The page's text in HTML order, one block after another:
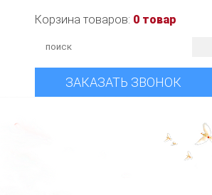
Корзина товаров: 0 товар
ЗАКАЗАТЬ ЗВОНОК